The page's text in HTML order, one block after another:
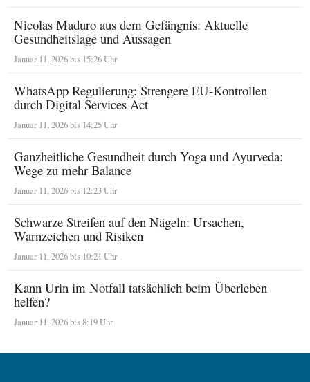
Nicolas Maduro aus dem Gefängnis: Aktuelle
Gesundheitslage und Aussagen
Januar 11, 2026 bis 15:26 Uhr
WhatsApp Regulierung: Strengere EU-Kontrollen
durch Digital Services Act
Januar 11, 2026 bis 14:25 Uhr
Ganzheitliche Gesundheit durch Yoga und Ayurveda:
Wege zu mehr Balance
Januar 11, 2026 bis 12:23 Uhr
Schwarze Streifen auf den Nägeln: Ursachen,
Warnzeichen und Risiken
Januar 11, 2026 bis 10:21 Uhr
Kann Urin im Notfall tatsächlich beim Überleben
helfen?
Januar 11, 2026 bis 8:19 Uhr